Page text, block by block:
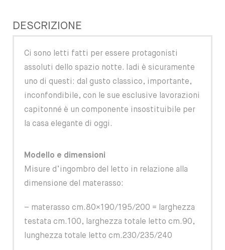
DESCRIZIONE
Ci sono letti fatti per essere protagonisti
assoluti dello spazio notte. Iadi è sicuramente
uno di questi: dal gusto classico, importante,
inconfondibile, con le sue esclusive lavorazioni
capitonné è un componente insostituibile per
la casa elegante di oggi.
Modello e dimensioni
Misure d’ingombro del letto in relazione alla
dimensione del materasso:
– materasso cm.80×190/195/200 = larghezza
testata cm.100, larghezza totale letto cm.90,
lunghezza totale letto cm.230/235/240